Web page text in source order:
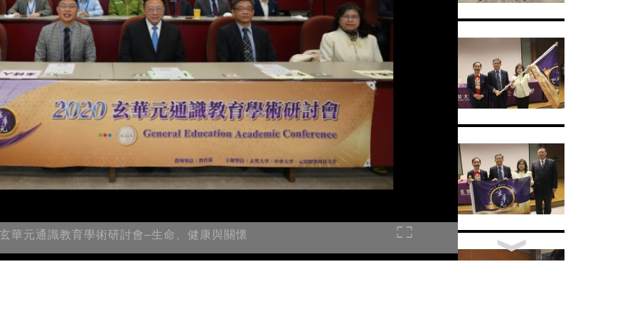
華元通識教育學術研討會–生命、健康與關懷